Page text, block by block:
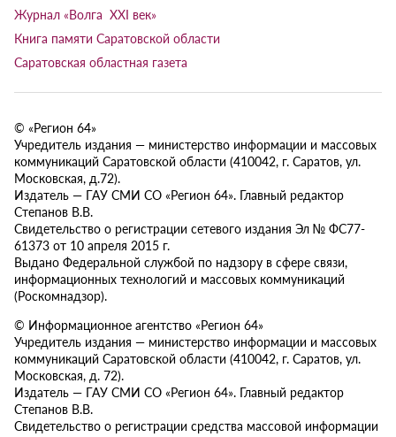
Журнал «Волга XXI век»
Книга памяти Саратовской области
Саратовская областная газета
© «Регион 64»
Учредитель издания — министерство информации и массовых
коммуникаций Саратовской области (410042, г. Саратов, ул.
Московская, д.72).
Издатель — ГАУ СМИ СО «Регион 64». Главный редактор
Степанов В.В.
Свидетельство о регистрации сетевого издания Эл № ФС77-
61373 от 10 апреля 2015 г.
Выдано Федеральной службой по надзору в сфере связи,
информационных технологий и массовых коммуникаций
(Роскомнадзор).
© Информационное агентство «Регион 64»
Учредитель издания — министерство информации и массовых
коммуникаций Саратовской области (410042, г. Саратов, ул.
Московская, д. 72).
Издатель — ГАУ СМИ СО «Регион 64». Главный редактор
Степанов В.В.
Свидетельство о регистрации средства массовой информации